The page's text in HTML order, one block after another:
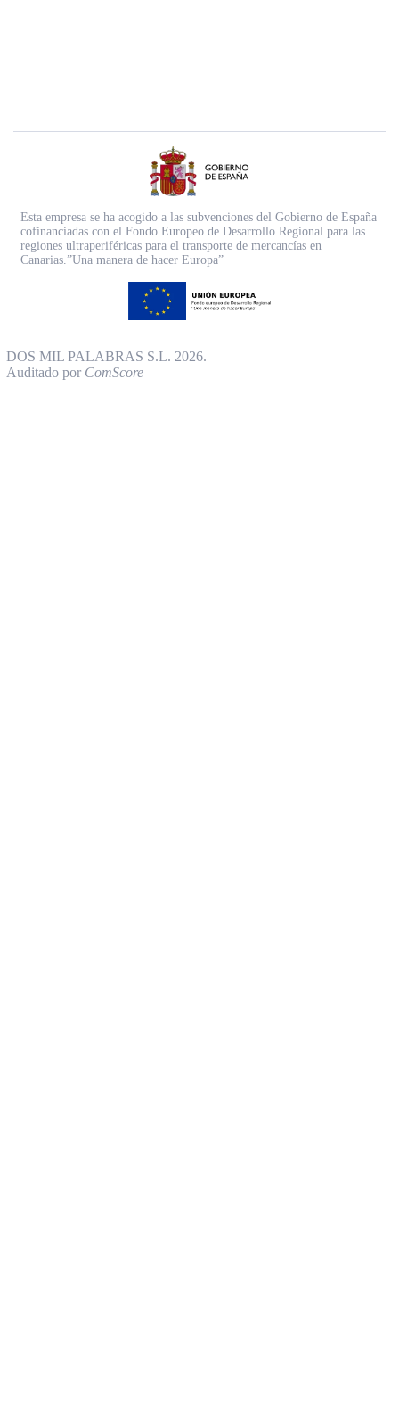
Esta empresa se ha acogido a las subvenciones del Gobierno de España
cofinanciadas con el Fondo Europeo de Desarrollo Regional para las
regiones ultraperiféricas para el transporte de mercancías en
Canarias.”Una manera de hacer Europa”
DOS MIL PALABRAS S.L. 2026.
Auditado por ComScore